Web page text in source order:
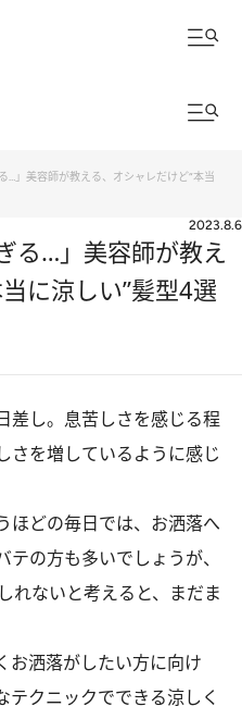
…」美容師が教える、オシャレだけど“本当
2023.8.6
る…」美容師が教え
に涼しい”髪型4選
し。息苦しさを感じる程
さを増しているように感じ
どの毎日では、お洒落へ
の方も多いでしょうが、
れないと考えると、まだま
洒落がしたい方に向け
テクニックでできる涼しく